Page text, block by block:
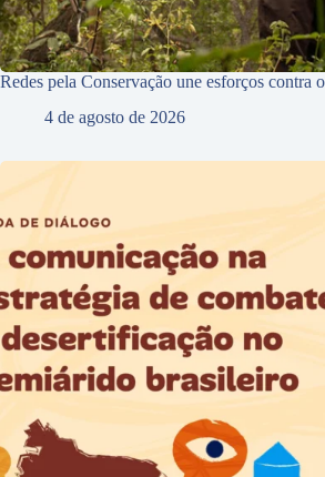
Redes pela Conservação une esforços contra
4 de agosto de 2026